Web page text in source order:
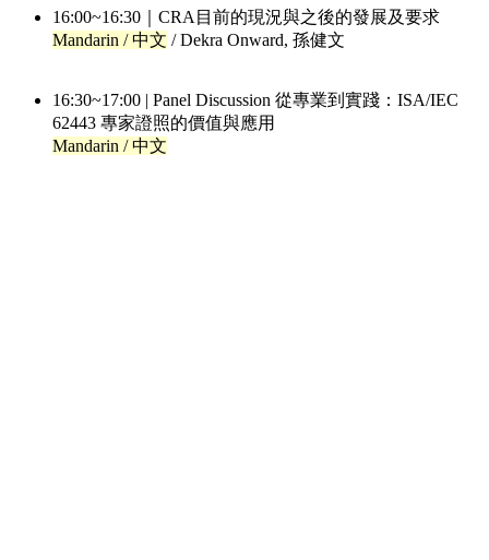
16:00~16:30｜CRA目前的現況與之後的發展及要求
Mandarin / 中文 / Dekra Onward, 孫健文
16:30~17:00 | Panel Discussion 從專業到實踐：ISA/IEC
62443 專家證照的價值與應用
Mandarin / 中文